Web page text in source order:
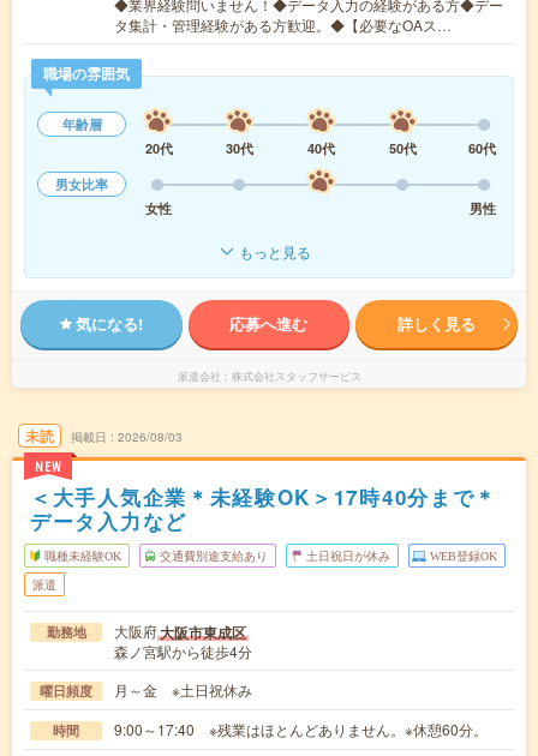
タ集計・管理経験がある方歓迎。◆【必要なOAス…
職場の雰囲気
年齢層
20代
30代 40代 50代
60代
男女比率
女性
男性
もっと見る
気になる! 応募へ進む 詳しく見る
派遣会社 株式会社スタッフサービス
未読
NEW
掲載日 2026/08/03
＜大手人気企業＊未経験OK＞17時40分まで＊
データ入力など
職種未経験OK 交通費別途支給あり 土日祝日が休み WEB登録OK
派遣
勤務地 大阪府大阪市東成区
森ノ宮駅から徒歩4分
曜日頻度 月～金 ※土日祝休み
時間 9:00～17:40 ※残業はほとんどありません。※休憩60分。